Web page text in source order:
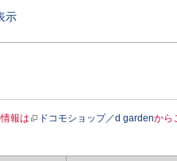
示
報は ドコモショップ／d gardenから